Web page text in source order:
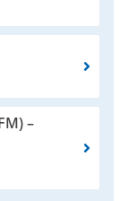
–